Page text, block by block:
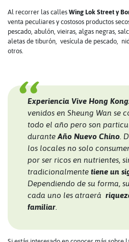
Al recorrer las calles Wing Lok Street y
venta peculiares y costosos productos
pescado, abulón, vieiras, algas negras,
aletas de tiburón, vesícula de pescado,
otros.
Experiencia Vive Hong
venidos en Sheung Wan se
todo el año pero son
durante Año Nuevo Chino .
los locales no solo
por ser ricos en nutrientes,
tradicionalmente tiene un
Dependiendo de su forma,
cada uno les atraerá
familiar